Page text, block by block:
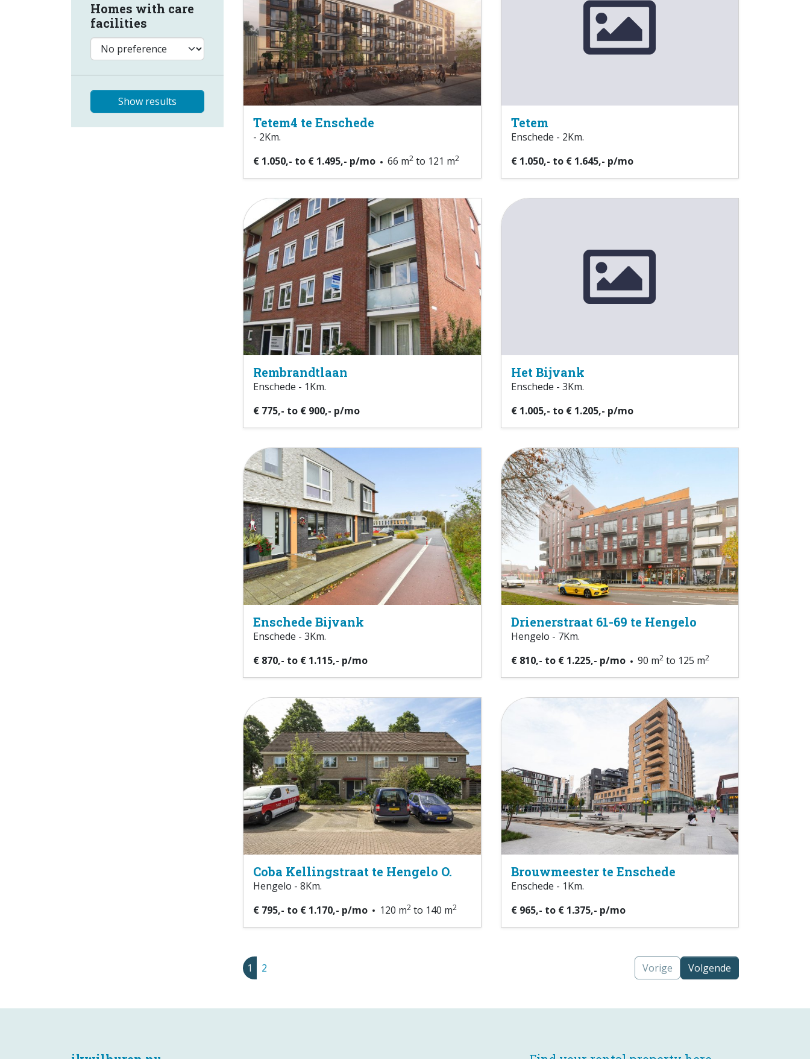
Homes with care
facilities
Show results
Tetem4 te Enschede
- 2Km.
€ 1.050,- to € 1.495,- p/mo
66 m2 to 121 m2
Tetem
Enschede - 2Km.
€ 1.050,- to € 1.645,- p/mo
Rembrandtlaan
Enschede - 1Km.
€ 775,- to € 900,- p/mo
Het Bijvank
Enschede - 3Km.
€ 1.005,- to € 1.205,- p/mo
Enschede Bijvank
Enschede - 3Km.
€ 870,- to € 1.115,- p/mo
Drienerstraat 61-69 te Hengelo
Hengelo - 7Km.
€ 810,- to € 1.225,- p/mo
90 m2to 125 m2
Coba Kellingstraat te Hengelo O.
Hengelo - 8Km.
€ 795,- to € 1.170,- p/mo
120 m2 to 140 m2
Brouwmeester te Enschede
Enschede - 1Km.
€ 965,- to € 1.375,- p/mo
Vorige Volgende
1 2